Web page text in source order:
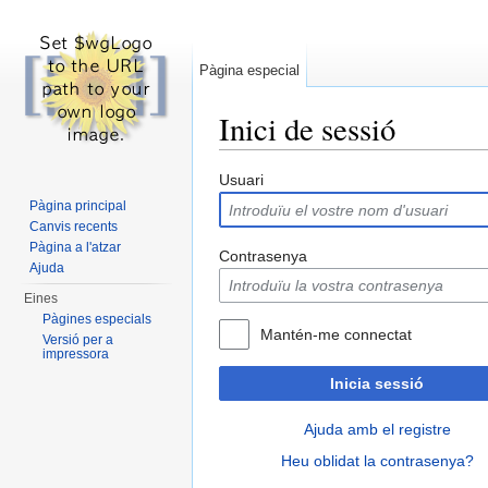
Inici de sessió
Usuari
Contrasenya
Mantén-me connectat
Inicia sessió
Ajuda amb el registre
Heu oblidat la contrasenya?
Pàgina especial
Pàgina principal
Canvis recents
Pàgina a l'atzar
Ajuda
Eines
Pàgines especials
Versió per a
impressora